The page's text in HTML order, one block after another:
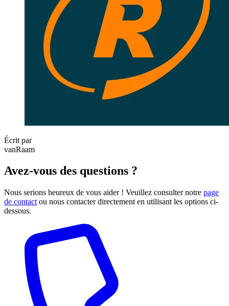
Écrit par
vanRaam
Avez-vous des questions ?
Nous serions heureux de vous aider ! Veuillez consulter notre page
de contact ou nous contacter directement en utilisant les options ci-
dessous.